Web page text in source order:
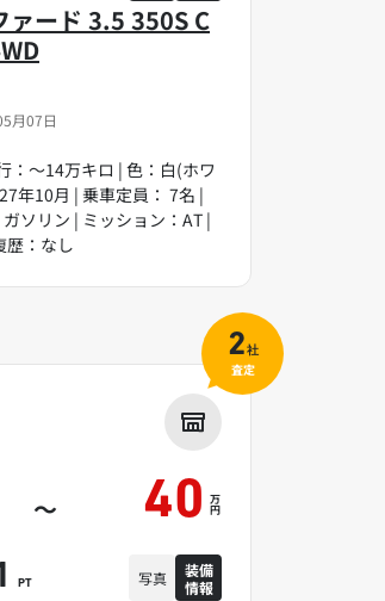
月07日
ァード 3.5 350S C
：～14万キロ | 色：白(ホワ
年10月 | 乗車定員： 7名 |
ソリン | ミッション：AT |
歴：なし
～ 40 万
円
PT 写真
装備
情報
2社
査定